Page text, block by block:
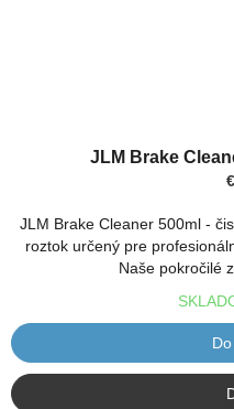
JLM Brake
JLM Brake Cleaner 500ml -
roztok určený pre
Naše pokročilé